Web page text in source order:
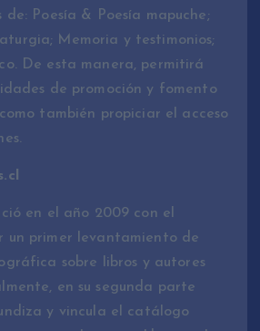
Poesía & Poesía mapuche;
Memoria y testimonios;
De esta manera, permitirá
de promoción y fomento
también propiciar el acceso
en el año 2009 con el
un primer levantamiento de
sobre libros y autores
en su segunda parte
y vincula el catálogo